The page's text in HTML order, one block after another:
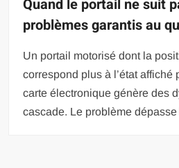
Quand le portail ne suit
problèmes garantis au
Un portail motorisé dont la
correspond plus à l’état affiché
carte électronique génère des
cascade. Le problème